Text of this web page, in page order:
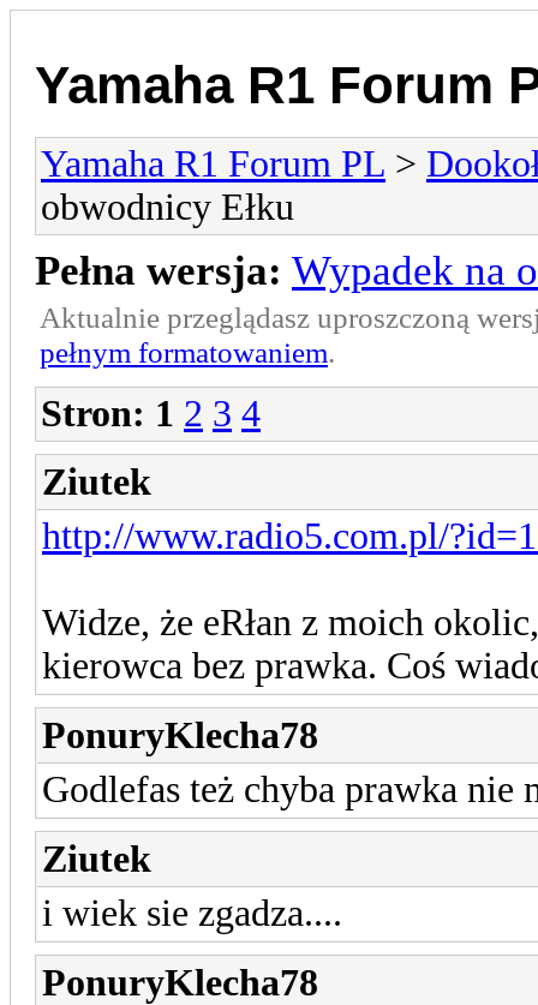
Yamaha R1 Forum
Yamaha R1 Forum PL >
obwodnicy Ełku
Pełna wersja: Wypadek na
Aktualnie przeglądasz uproszczoną
pełnym formatowaniem.
Stron: 1 2 3 4
Ziutek
http://www.radio5.com.pl/
Widze, że eRłan z moich
kierowca bez prawka. Coś
PonuryKlecha78
Godlefas też chyba prawka nie
Ziutek
i wiek sie zgadza....
PonuryKlecha78